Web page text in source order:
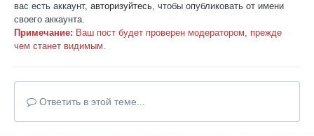
вас есть аккаунт, авторизуйтесь, чтобы опубликовать от имени
своего аккаунта.
Примечание: Ваш пост будет проверен модератором, прежде
чем станет видимым.
Ответить в этой теме...